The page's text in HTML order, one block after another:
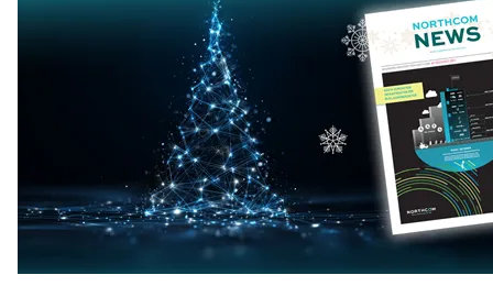
Boreal Sjø forlenger samarbeidet med Northcom i fem nye
Northcom skal levere kommersielle radio- og 5G-
systemer til Forsvaret
Sepura SCL3 – håndterminal for virksomhetskritisk
kommunikasjon
Northcom News #7